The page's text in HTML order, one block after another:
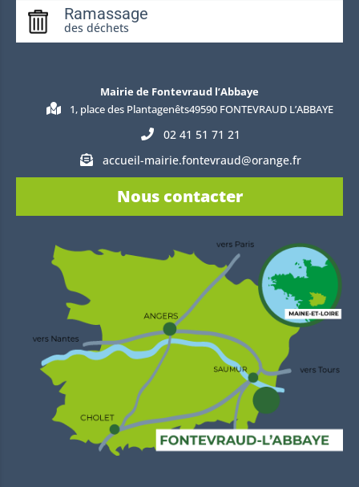
Ramassage
des déchets
Mairie de Fontevraud l’Abbaye
1, place des Plantagenêts49590 FONTEVRAUD L’ABBAYE
02 41 51 71 21
accueil-mairie.fontevraud@orange.fr
Nous contacter